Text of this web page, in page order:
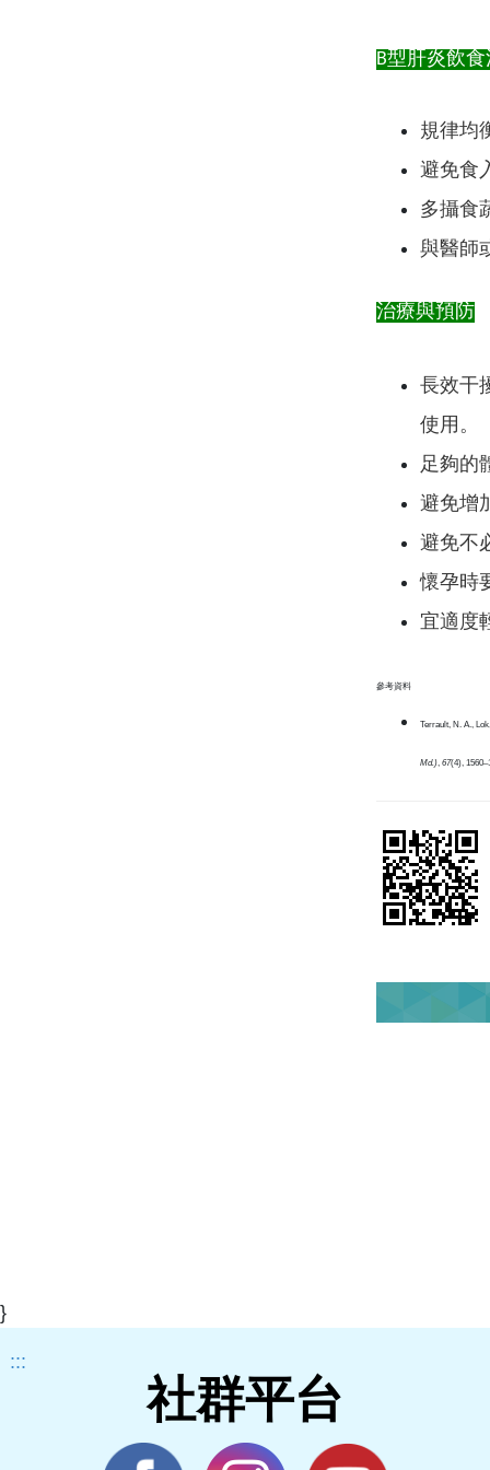
B型肝炎飲
規律均
避免食
多攝食
與醫師
治療與預防
長效干
使用。
足夠的
避免增
避免不
懷孕時
宜適度
參考資料
Terrault, N. A.,
Md.), 67(4),
}
:::
社群平台